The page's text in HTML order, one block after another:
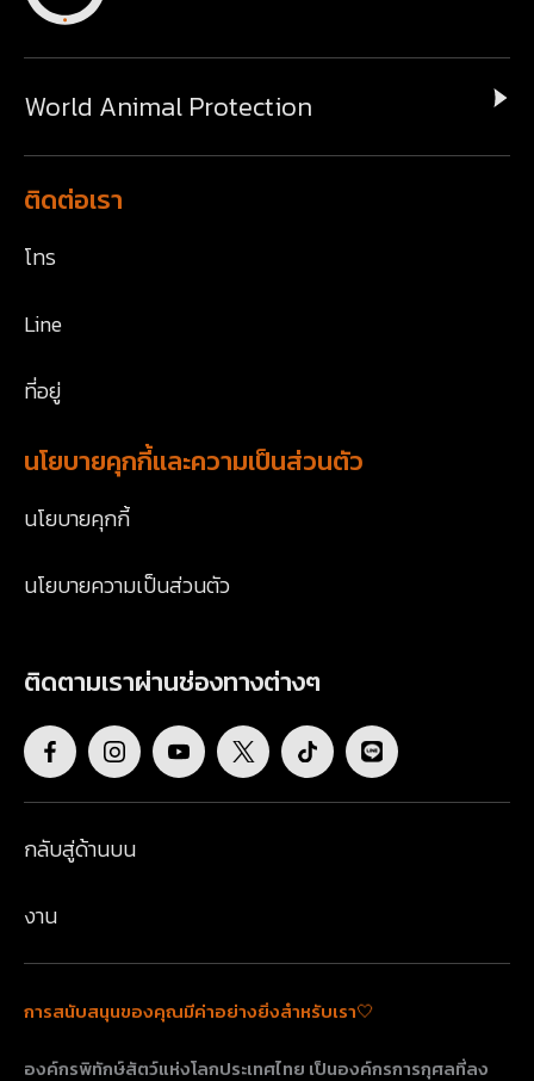
World Animal Protection
ติดต่อเรา
โทร
Line
ที่อยู่
นโยบายคุกกี้และความเป็นส่วนตัว
นโยบายคุกกี้
นโยบายความเป็นส่วนตัว
ติดตามเราผ่านช่องทางต่างๆ
กลับสู่ด้านบน
งาน
การสนับสนุนของคุณมีค่าอย่างยิ่งสำหรับเรา🤍
องค์กรพิทักษ์สัตว์แห่งโลกประเทศไทย เป็นองค์กรการกุศลที่ลง